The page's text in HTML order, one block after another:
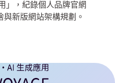
」，紀錄個人品牌官網
與新版網站架構規劃。